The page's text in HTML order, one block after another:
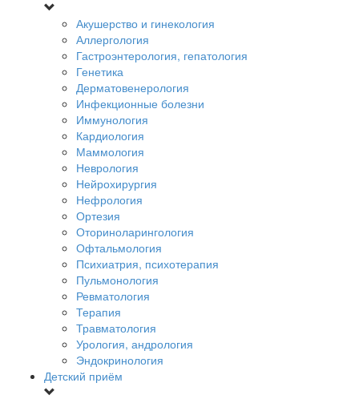
Акушерство и гинекология
Аллергология
Гастроэнтерология, гепатология
Генетика
Дерматовенерология
Инфекционные болезни
Иммунология
Кардиология
Маммология
Неврология
Нейрохирургия
Нефрология
Ортезия
Оториноларингология
Офтальмология
Психиатрия, психотерапия
Пульмонология
Ревматология
Терапия
Травматология
Урология, андрология
Эндокринология
Детский приём